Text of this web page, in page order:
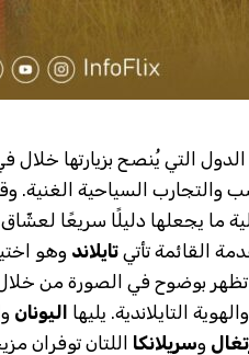
والتجارب السياحية
ما يجعلها دليلًا سريعًا
القائمة تأتيتايلاند وهو
بوضوح في الصورة من خلال
التايلاندية. يليها اليونان و
وسريلانكا اللتان توفران